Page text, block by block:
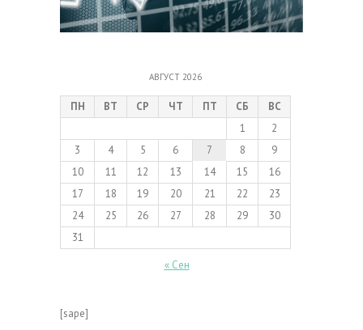
АВГУСТ 2026
ПН ВТ СР ЧТ ПТ СБ
ВС
1
2
3
4 5 6 7 8
9
10
11 12 13 14 15
16
17
18 19 20 21 22
23
24
25 26 27 28 29
30
31
« Сен
[sape]